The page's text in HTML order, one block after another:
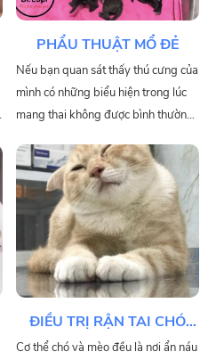
PHẨU THUẬT MỔ ĐẺ
Nếu bạn quan sát thấy thú cưng của
mình có những biểu hiện trong lúc
mang thai không được bình thường
thú y. Nên thường xuyên đến gặp
bác sĩ thú y để siêu âm kiểm tra
định kì cũng như tránh các căng
thẳng không đáng có cho con chó
mèo của bạn.
ĐIỀU TRỊ RẬN TAI CHÓ
MÈO
Cơ thể chó và mèo đều là nơi ẩn náu